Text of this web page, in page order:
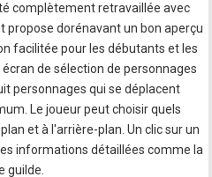
complètement retravaillée avec
propose dorénavant un bon aperçu
facilitée pour les débutants et les
de sélection de personnages
personnages qui se déplacent
Le joueur peut choisir quels
et à l'arrière-plan. Un clic sur un
informations détaillées comme la
guilde.